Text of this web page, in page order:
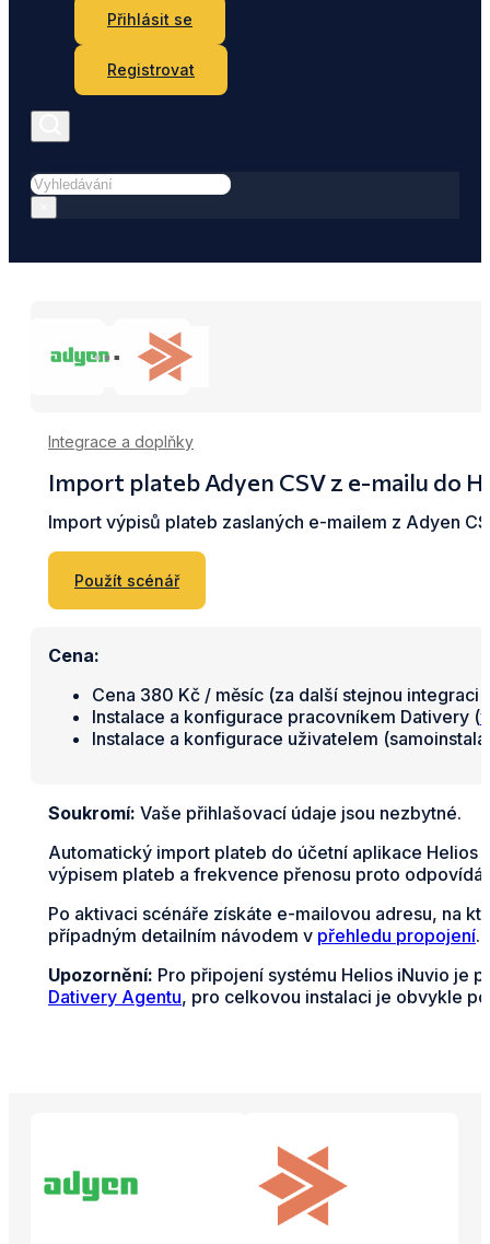
Přihlásit se
Registrovat
Hledat
Integrace a doplňky
Import plateb Adyen CSV z e-mailu do
Import výpisů plateb zaslaných e-mailem z Adyen
Použít scénář
Cena:
Cena 380 Kč / měsíc (za další stejnou integraci
Instalace a konfigurace pracovníkem Dativery (
Instalace a konfigurace uživatelem
Soukromí: Vaše přihlašovací údaje jsou nezbytné.
Automatický import plateb do účetní aplikace Helios
výpisem plateb a frekvence přenosu proto
Po aktivaci scénáře získáte e-mailovou adresu, na
případným detailním návodem v přehledu propojení.
Upozornění: Pro připojení systému Helios iNuvio je
Dativery Agentu, pro celkovou instalaci je obvykle
Propojené aplikace a služby